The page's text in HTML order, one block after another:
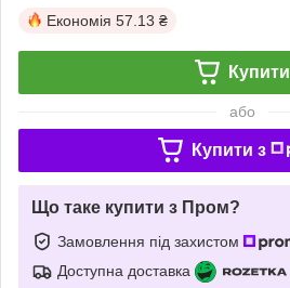
Економія 57.13 ₴
Купити
або
Купити з
Що таке купити з Пром?
Замовлення під захистом
Доступна доставка